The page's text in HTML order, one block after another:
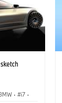
· i7 ·